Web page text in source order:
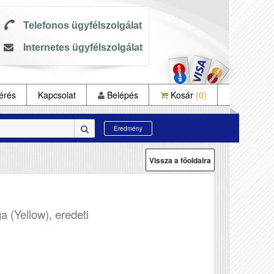
Telefonos ügyfélszolgálat
Internetes ügyfélszolgálat
Kapcsolat Belépés Kosár (0)
Eredmény
Vissza a főoldalra
(Yellow), eredeti